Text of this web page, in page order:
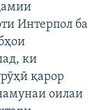
Интерпол ба
ки
қарор
оилаи